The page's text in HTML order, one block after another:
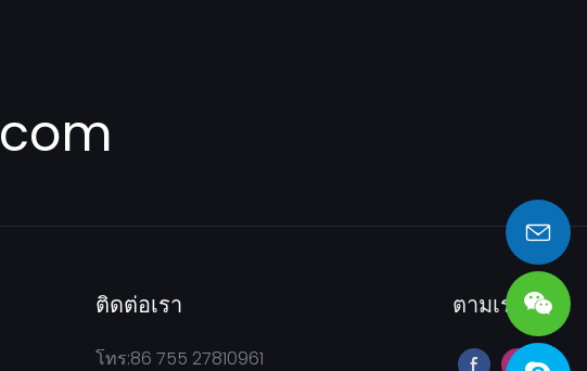
ติดต่อเรา
โทร:86 755 27810961
ตามเรามา